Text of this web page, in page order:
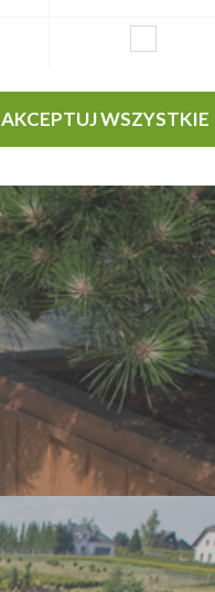
AKCEPTUJ WSZYSTKIE